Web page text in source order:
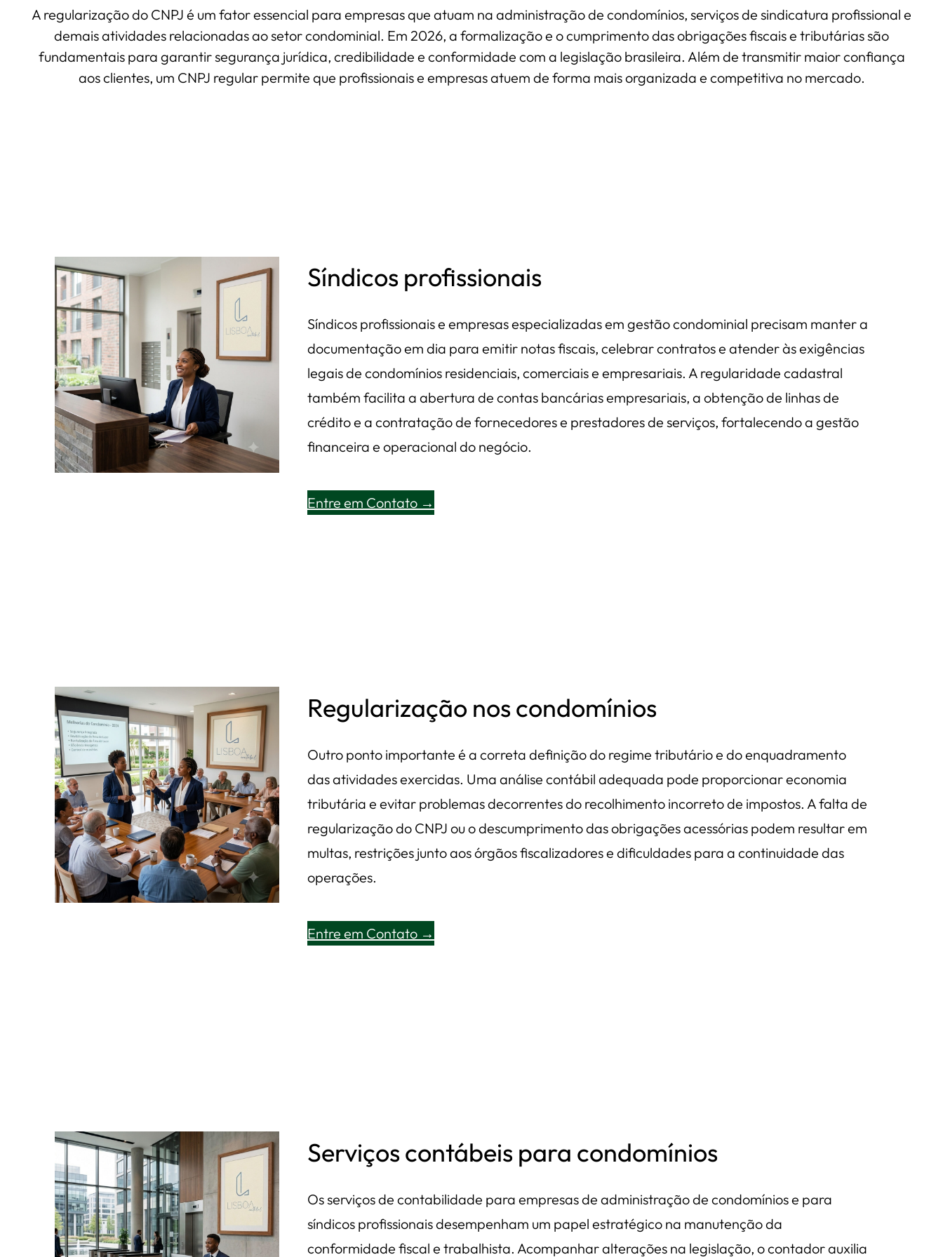
A regularização do CNPJ é um fator essencial para empresas que atuam na administração de condomínios, serviços de sindicatura profissional e
demais atividades relacionadas ao setor condominial. Em 2026, a formalização e o cumprimento das obrigações fiscais e tributárias são
fundamentais para garantir segurança jurídica, credibilidade e conformidade com a legislação brasileira. Além de transmitir maior confiança
aos clientes, um CNPJ regular permite que profissionais e empresas atuem de forma mais organizada e competitiva no mercado.
Síndicos profissionais
Síndicos profissionais e empresas especializadas em gestão condominial precisam manter a
documentação em dia para emitir notas fiscais, celebrar contratos e atender às exigências
legais de condomínios residenciais, comerciais e empresariais. A regularidade cadastral
também facilita a abertura de contas bancárias empresariais, a obtenção de linhas de
crédito e a contratação de fornecedores e prestadores de serviços, fortalecendo a gestão
financeira e operacional do negócio.
Entre em Contato →
Regularização nos condomínios
Outro ponto importante é a correta definição do regime tributário e do enquadramento
das atividades exercidas. Uma análise contábil adequada pode proporcionar economia
tributária e evitar problemas decorrentes do recolhimento incorreto de impostos. A falta de
regularização do CNPJ ou o descumprimento das obrigações acessórias podem resultar em
multas, restrições junto aos órgãos fiscalizadores e dificuldades para a continuidade das
operações.
Entre em Contato →
Serviços contábeis para condomínios
Os serviços de contabilidade para empresas de administração de condomínios e para
síndicos profissionais desempenham um papel estratégico na manutenção da
conformidade fiscal e trabalhista. Acompanhar alterações na legislação, o contador auxilia